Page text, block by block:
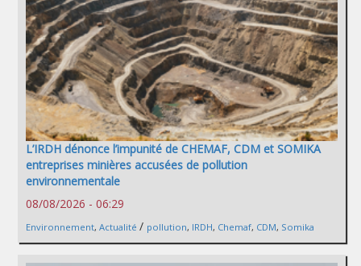
L’IRDH dénonce l’impunité de CHEMAF, CDM et SOMIKA
entreprises minières accusées de pollution
environnementale
08/08/2026 - 06:29
Environnement, Actualité / pollution, IRDH, Chemaf, CDM, Somika